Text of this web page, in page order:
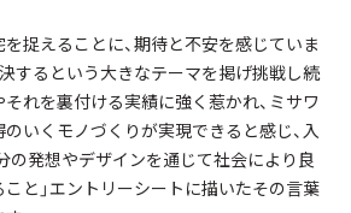
捉えることに、期待と不安を感じていま
するという大きなテーマを掲げ挑戦し続
れを裏付ける実績に強く惹かれ、ミサワ
いくモノづくりが実現できると感じ、入
の発想やデザインを通じて社会により良
と」エントリーシートに描いたその言葉